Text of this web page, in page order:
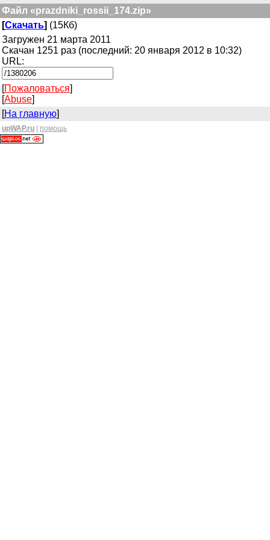
Файл «prazdniki_rossii_174.zip»
[Скачать] (15Кб)
Загружен 21 марта 2011
Скачан 1251 раз (последний: 20 января 2012 в 10:32)
URL:
[Пожаловаться]
[Abuse]
[На главную]
upWAP.ru помощь